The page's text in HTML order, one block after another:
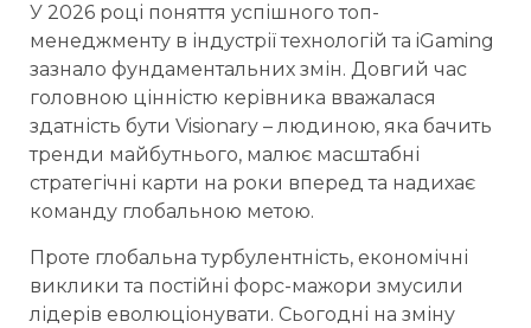
У 2026 році поняття успішного топ-
менеджменту в індустрії технологій та iGaming
зазнало фундаментальних змін. Довгий час
головною цінністю керівника вважалася
здатність бути Visionary – людиною, яка бачить
тренди майбутнього, малює масштабні
стратегічні карти на роки вперед та надихає
команду глобальною метою.
Проте глобальна турбулентність, економічні
виклики та постійні форс-мажори змусили
лідерів еволюціонувати. Сьогодні на зміну